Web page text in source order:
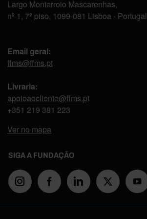
Largo Monterroio Mascarenhas,
nº 1, 7º piso, 1099-081 Lisboa - Portugal
Email geral:
ffms@ffms.pt
Livraria:
apoioaocliente@ffms.pt
+351 219 381 223
Ver no mapa
SIGA A FUNDAÇÃO